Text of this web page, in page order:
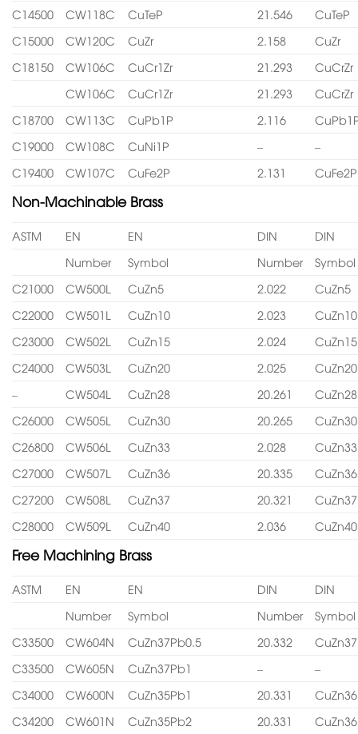
C14500
CW118C CuTeP 21.546
CuTeP
C15000
CW120C CuZr 2.158
CuZr
C18150
CW106C CuCr1Zr 21.293
CuCrZr
CW106C
CuCr1Zr 21.293
CuCrZr
C18700
CW113C CuPb1P 2.116
C19000
CW108C CuNi1P –
–
C19400
CW107C CuFe2P 2.131 CuFe2P
Non-Machinable Brass
ASTM EN EN DIN
DIN
Number
Symbol Number
Symbol
C21000
CW500L CuZn5 2.022
CuZn5
C22000
CW501L CuZn10 2.023
CuZn10
C23000
CW502L CuZn15 2.024
CuZn15
C24000
CW503L CuZn20 2.025
CuZn20
–
CW504L CuZn28 20.261
CuZn28
C26000
CW505L CuZn30 20.265
CuZn30
C26800
CW506L CuZn33 2.028
CuZn33
C27000
CW507L CuZn36 20.335
CuZn36
C27200
CW508L CuZn37 20.321
CuZn37
C28000
CW509L CuZn40 2.036 CuZn40
Free Machining Brass
ASTM EN EN DIN
DIN
Number
Symbol Number
Symbol
C33500
CW604N CuZn37Pb0.5 20.332
C33500
CW605N CuZn37Pb1 –
–
C34000
CW600N CuZn35Pb1 20.331
C34200
CW601N CuZn35Pb2 20.331